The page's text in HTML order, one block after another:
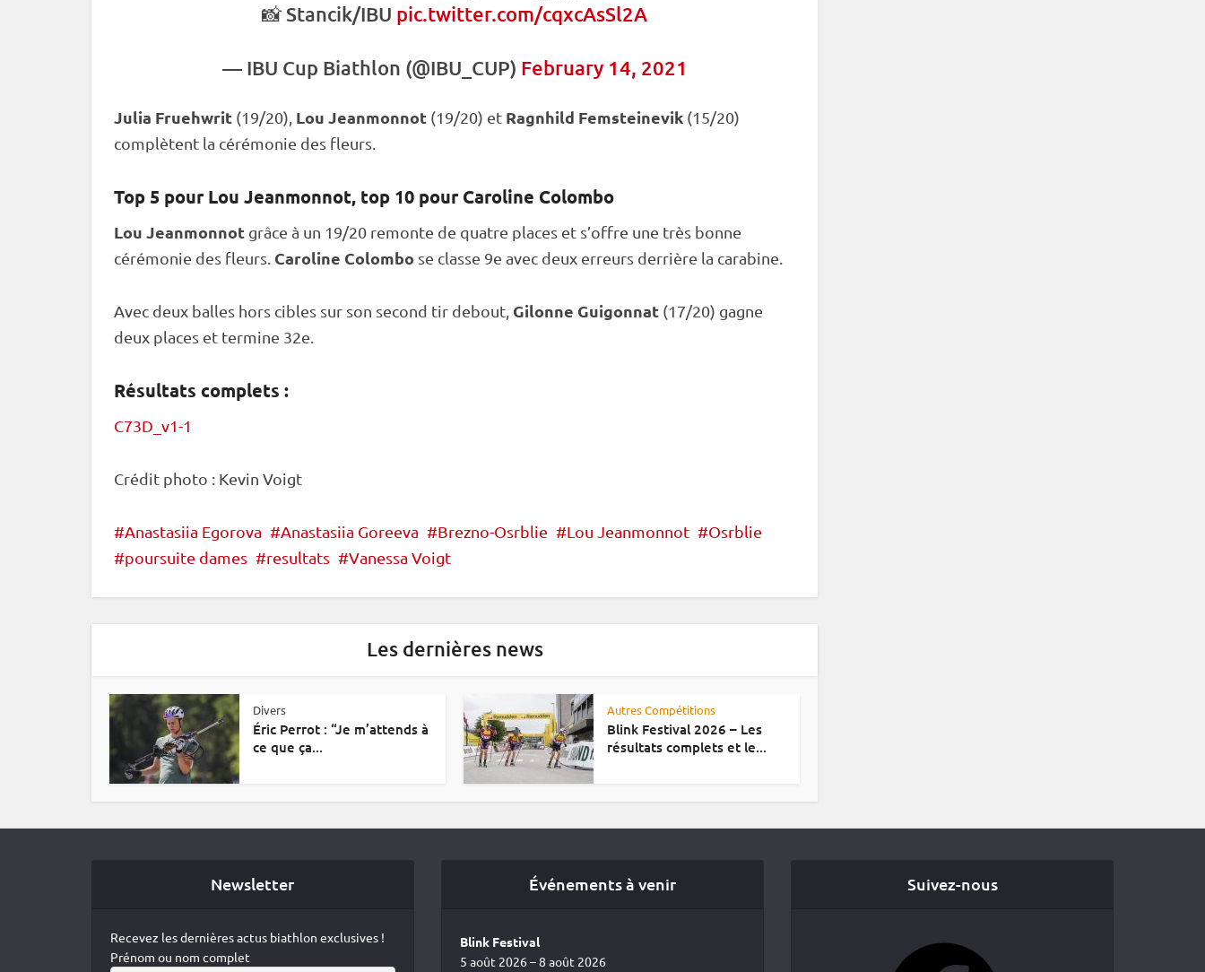
📸 Stancik/IBU pic.twitter.com/cqxcAsSl2A
— IBU Cup Biathlon (@IBU_CUP) February 14, 2021
Julia Fruehwrit (19/20), Lou Jeanmonnot (19/20) et Ragnhild Femsteinevik (15/20)
complètent la cérémonie des fleurs.
Top 5 pour Lou Jeanmonnot, top 10 pour Caroline Colombo
Lou Jeanmonnot grâce à un 19/20 remonte de quatre places et s’offre une très bonne
cérémonie des fleurs. Caroline Colombo se classe 9e avec deux erreurs derrière la carabine
Avec deux balles hors cibles sur son second tir debout Gilonne Guigonnat (17/20) gagne
deux places et termine 32e.
Résultats complets :
C73D_v1-1
Crédit photo : Kevin Voigt
Anastasiia Egorova Anastasiia Goreeva Brezno-Osrblie Lou Jeanmonnot
Osrblie
poursuite dames
resultats Vanessa Voigt
Les dernières news
Divers
Éric Perrot : “Je m’attends à
ce que ça...
Autres Compétitions
Blink Festival 2026 – Les
résultats complets et le...
Newsletter
Recevez les dernières actus biathlon exclusives !
Prénom ou nom complet
Événements à venir
Blink Festival
5 août 2026 – 8 août 2026
Suivez-nous